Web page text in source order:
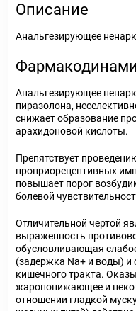
Описание
Анальгезирующее
Анальгезирующее
пиразолона,
снижает образование
арахидоновой кислоты.
Препятствует
проприорецептивных
повышает порог
болевой
Отличительной чертой
выраженность
обусловливающая
(задержка Na+ и воды) и
кишечного тракта.
жаропонижающее и
отношении гладкой